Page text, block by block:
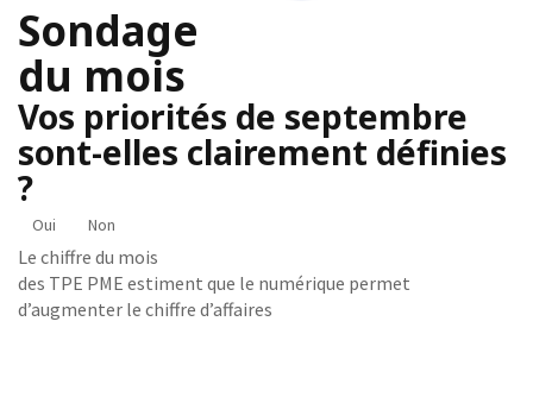
Sondage
du mois
Vos priorités de septembre
sont-elles clairement définies
?
Oui Non
Le chiffre du mois
des TPE PME estiment que le numérique permet
d’augmenter le chiffre d’affaires